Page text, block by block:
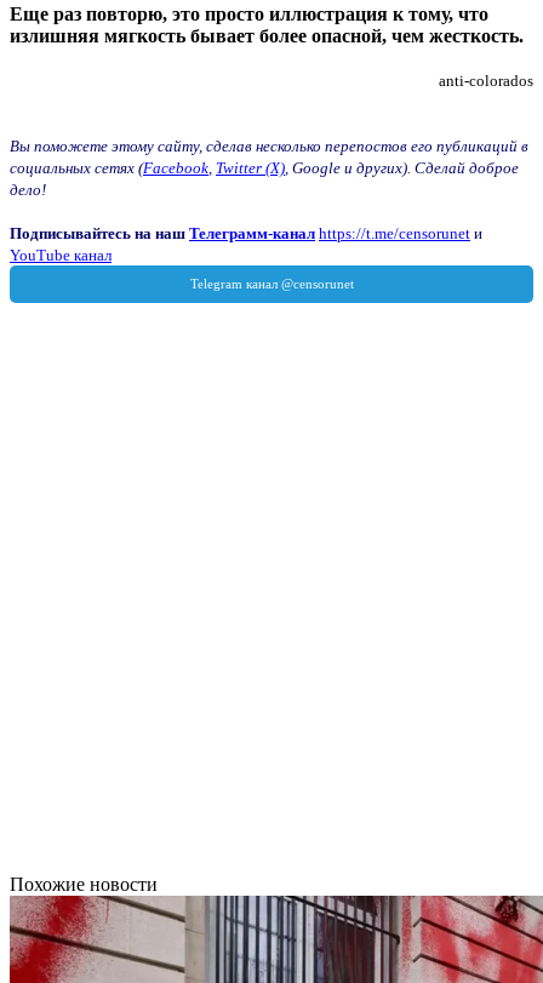
Еще раз повторю, это просто иллюстрация к тому, что
излишняя мягкость бывает более опасной, чем жесткость.
anti-colorados
Вы поможете этому сайту, сделав несколько перепостов его публикаций в
социальных сетях (Facebook Twitter (X) , Google и других). Сделай доброе
дело!
Подписывайтесь на наш Телеграмм-канал https://t.me/censorunet и
YouTube канал
Похожие новости